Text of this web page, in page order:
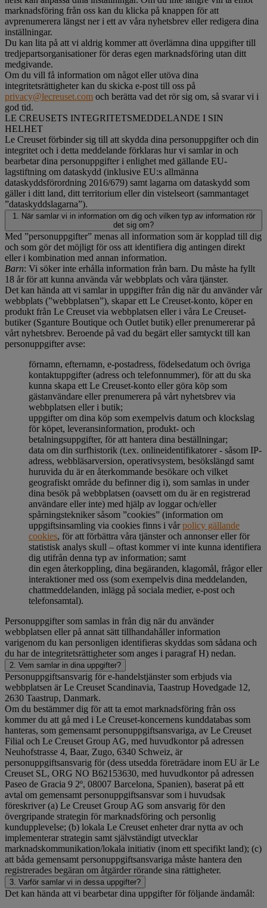
marknadsföring från oss kan du klicka på knappen för att
avprenumerera längst ner i ett av våra nyhetsbrev eller redigera dina
inställningar.
Du kan lita på att vi aldrig kommer att överlämna dina uppgifter till
tredjepartsorganisationer för deras egen marknadsföring utan ditt
medgivande.
Om du vill få information om något eller utöva dina
integritetsrättigheter kan du skicka e-post till oss på
privacy@lecreuset.com och berätta vad det rör sig om, så svarar vi i
god tid.
LE CREUSETS INTEGRITETSMEDDELANDE I SIN
HELHET
Le Creuset förbinder sig till att skydda dina personuppgifter och din
integritet och i detta meddelande förklaras hur vi samlar in och
bearbetar dina personuppgifter i enlighet med gällande EU-
lagstiftning om dataskydd (inklusive EU:s allmänna
dataskyddsförordning 2016/679) samt lagarna om dataskydd som
gäller i ditt land, ditt territorium eller din vistelseort (sammantaget
”dataskyddslagarna”).
1. När samlar vi in information om dig och vilken typ av information rör
det sig om?
Med ”personuppgifter” menas all information som är kopplad till dig
och som gör det möjligt för oss att identifiera dig antingen direkt
eller i kombination med annan information.
Barn: Vi söker inte erhålla information från barn. Du måste ha fyllt
18 år för att kunna använda vår webbplats och våra tjänster.
Det kan hända att vi samlar in uppgifter från dig när du använder vår
webbplats (”webbplatsen”), skapar ett Le Creuset-konto, köper en
produkt från Le Creuset via webbplatsen eller i våra Le Creuset-
butiker (Sganture Boutique och Outlet butik) eller prenumererar på
vårt nyhetsbrev. Beroende på vad du begärt eller samtyckt till kan
personuppgifter avse:
förnamn, efternamn, e-postadress, födelsedatum och övriga
kontaktuppgifter (adress och telefonnummer), för att du ska
kunna skapa ett Le Creuset-konto eller göra köp som
gästanvändare eller prenumerera på vårt nyhetsbrev via
webbplatsen eller i butik;
uppgifter om dina köp som exempelvis datum och klockslag
för köpet, leveransinformation, produkt- och
betalningsuppgifter, för att hantera dina beställningar;
data om din surfhistorik (t.ex. onlineidentifikatorer - såsom IP-
adress, webbläsarversion, operativsystem, besökslängd samt
huruvida du är en återkommande besökare och vilket
geografiskt område du befinner dig i), som samlas in under
dina besök på webbplatsen (oavsett om du är en registrerad
användare eller inte) med hjälp av loggar och/eller
spårningstekniker såsom ”cookies” (information om
uppgiftsinsamling via cookies finns i vårpolicy gällande
cookies, för att förbättra våra tjänster och annonser eller för
statistisk analys skull – oftast kommer vi inte kunna identifiera
dig utifrån denna typ av information; samt
din egen återkoppling, dina begäranden, klagomål, frågor eller
interaktioner med oss (som exempelvis dina meddelanden,
chattmeddelanden, inlägg på sociala medier, e-post och
telefonsamtal).
Personuppgifter som samlas in från dig när du använder
webbplatsen eller på annat sätt tillhandahåller information
varigenom du kan personligen identifieras skyddas som sådana och
du har de integritetsrättigheter som anges i paragraf H) nedan.
2. Vem samlar in dina uppgifter?
Personuppgiftsansvarig för e-handelstjänster som erbjuds via
webbplatsen är Le Creuset Scandinavia, Taastrup Hovedgade 12,
2630 Taastrup, Danmark.
Om du bestämmer dig för att ta emot marknadsföring från oss
kommer du att gå med i Le Creuset-koncernens kunddatabas som
hanteras, som gemensamt personuppgiftsansvariga, av Le Creuset
Filial och Le Creuset Group AG, med huvudkontor på adressen
Neuhofstrasse 4, Baar, Zugo, 6340 Schweiz, är
personuppgiftsansvarig för (dess utsedda företrädare inom EU är Le
Creuset SL, ORG NO B62153630, med huvudkontor på adressen
Paseo de Gracia 9 2º, 08007 Barcelona, Spanien), baserat på ett
avtal om gemensamt personuppgiftsansvar som i huvudsak
föreskriver (a) Le Creuset Group AG som ansvarig för den
övergripande strategin för marknadsföring och personlig
kundupplevelse; (b) lokala Le Creuset enheter drar nytta av och
implementerar strategin samt självständigt utvecklar
marknadskommunikation/lokala initiativ (inom ett specifikt land); (c)
att båda gemensamt personuppgiftsansvariga måste hantera den
registrerades begäran om åtgärder rörande sina rättigheter.
3. Varför samlar vi in dessa uppgifter?
Det kan hända att vi bearbetar dina uppgifter för följande ändamål: